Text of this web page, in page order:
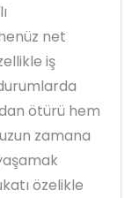
net
iş
ötürü hem
zamana
özelikle